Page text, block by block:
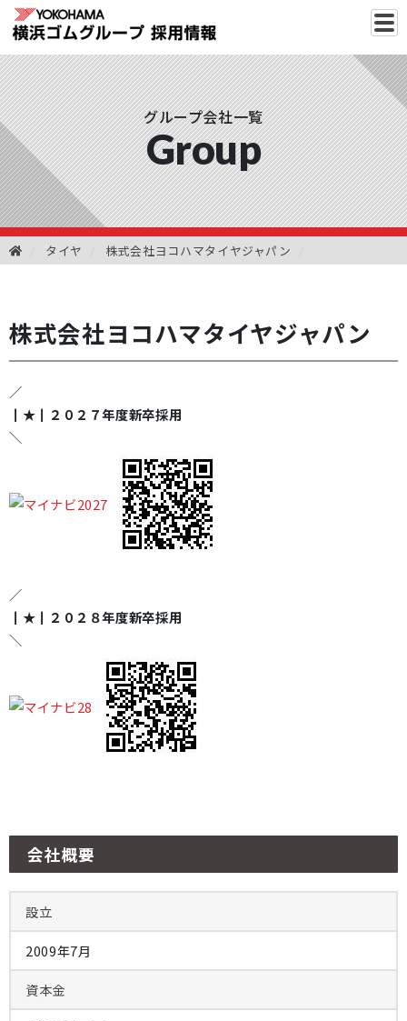
グループ会社一覧
Group
タイヤ 株式会社ヨコハマタイヤジャパン
株式会社ヨコハマタイヤジャパン
／
┃★┃ ２０２７年度新卒採用
＼
／
┃★┃ ２０２８年度新卒採用
＼
会社概要
設立
2009年7月
資本金